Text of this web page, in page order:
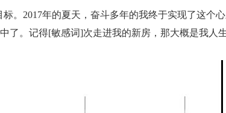
。2017年的夏天，奋斗多年的我终于实现了这个
。记得[敏感词]次走进我的新房，那大概是我人